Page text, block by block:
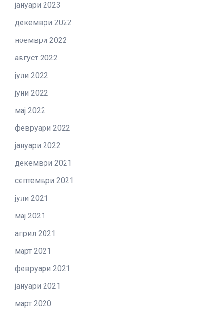
јануари 2023
декември 2022
ноември 2022
август 2022
јули 2022
јуни 2022
мај 2022
февруари 2022
јануари 2022
декември 2021
септември 2021
јули 2021
мај 2021
април 2021
март 2021
февруари 2021
јануари 2021
март 2020